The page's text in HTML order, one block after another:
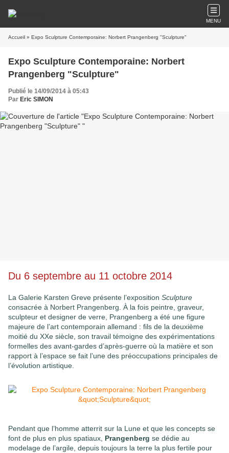
MENU
Accueil » Expo Sculpture Contemporaine: Norbert Prangenberg "Sculpture"
Expo Sculpture Contemporaine: Norbert
Prangenberg "Sculpture"
Publié le 14/09/2014 à 05:43
Par Eric SIMON
Du 6 septembre au 11 octobre 2014
La Galerie Karsten Greve présente l’exposition Sculpture
consacrée à Norbert Prangenberg. À la fois peintre, graveur,
sculpteur et designer de verre, Prangenberg a été une figure
majeure de l’art contemporain allemand : fils de la deuxième
moitié du XXe siècle, son travail témoigne des expérimentations
formelles des avant-gardes d’après-guerre où la matière et son
rapport à l’espace se fait l’une des préoccupations principales de
l’évolution artistique.
Pendant que l’homme atterrit sur la Lune et que les concepts se
font de plus en plus spatiaux, Prangenberg se dédie au
modelage de l’argile, depuis toujours la terre la plus fertile pour